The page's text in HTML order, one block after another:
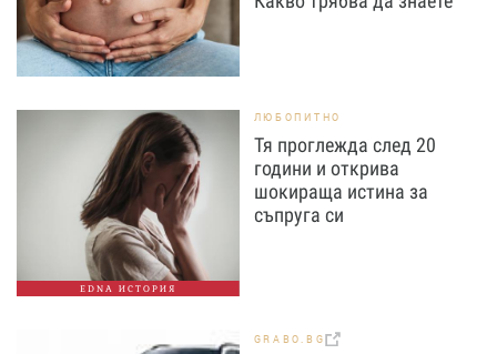
EDNA ИСТОРИЯ
ЛЮБОПИТНО
Тя проглежда след 20
години и открива
шокираща истина за
съпруга си
GRABO.BG